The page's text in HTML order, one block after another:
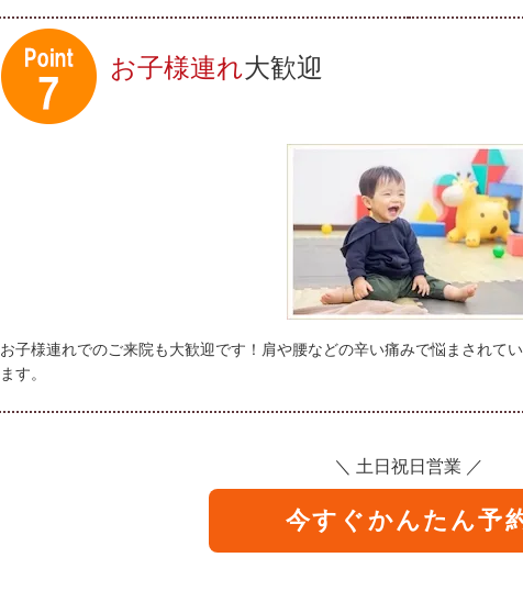
お子様連れ大歓迎
お子様連れでのご来院も大歓迎です！肩や腰などの辛い痛みで悩まされて
ます。
＼ 土日祝日営業 ／
今すぐかんたん予